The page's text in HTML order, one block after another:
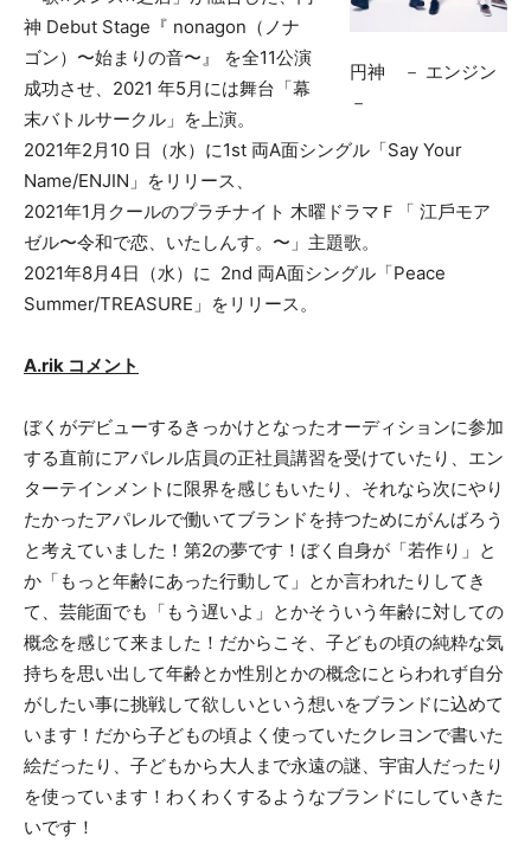
円神 － エンジン
－
神 Debut Stage『 nonagon（ノナ
ゴン）〜始まりの⾳〜』 を全11公演
成功させ、2021 年5月には舞台「幕
末バトルサークル」を上演。
2021年2⽉10 ⽇（⽔）に1st 両A⾯シングル「Say Your
Name/ENJIN」をリリース、
2021年1月クールのプラチナイト ⽊曜ドラマＦ「 江⼾モア
ゼル〜令和で恋、いたしんす。〜」主題歌。
2021年8月4日（水）に 2nd 両A⾯シングル「Peace
Summer/TREASURE」をリリース。
A.rik コメント
ぼくがデビューするきっかけとなったオーディションに参加
する直前にアパレル店員の正社員講習を受けていたり、エン
ターテインメントに限界を感じもいたり、それなら次にやり
たかったアパレルで働いてブランドを持つためにがんばろう
と考えていました！第2の夢です！ぼく自身が「若作り」と
か「もっと年齢にあった行動して」とか言われたりしてき
て、芸能面でも「もう遅いよ」とかそういう年齢に対しての
概念を感じて来ました！だからこそ、子どもの頃の純粋な気
持ちを思い出して年齢とか性別とかの概念にとらわれず自分
がしたい事に挑戦して欲しいという想いをブランドに込めて
います！だから子どもの頃よく使っていたクレヨンで書いた
絵だったり、子どもから大人まで永遠の謎、宇宙人だったり
を使っています！わくわくするようなブランドにしていきた
いです！